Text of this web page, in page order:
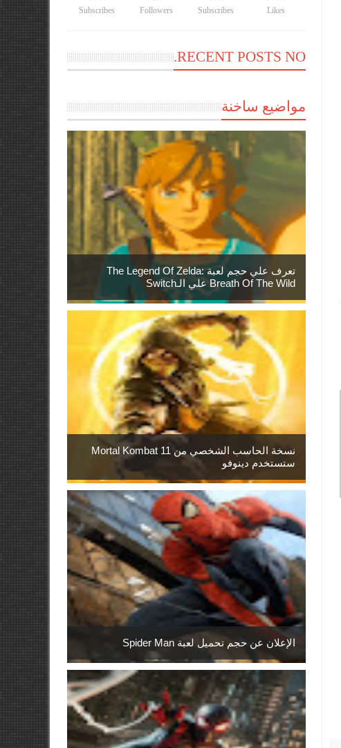
Likes
Subscribes
Followers
Subscribes
RECENT POSTS NO.
مواضيع ساخنة
تعرف علي حجم لعبة The Legend Of Zelda:
Breath Of The Wild علي الـSwitch
نسخة الحاسب الشخصي من Mortal Kombat 11
ستستخدم دينوفو
الإعلان عن حجم تحميل لعبة Spider Man